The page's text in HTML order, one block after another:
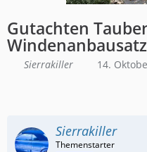
Gutachten
Sierrakiller 14.
Sierrakiller